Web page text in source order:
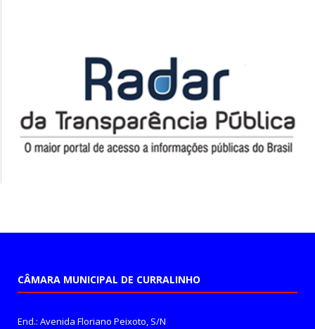
CÂMARA MUNICIPAL DE CURRALINHO
End.: Avenida Floriano Peixoto, S/N